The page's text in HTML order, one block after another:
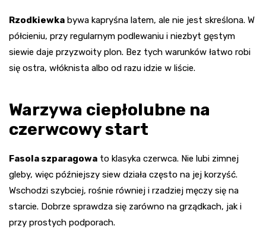
Rzodkiewka bywa kapryśna latem, ale nie jest skreślona. W
półcieniu, przy regularnym podlewaniu i niezbyt gęstym
siewie daje przyzwoity plon. Bez tych warunków łatwo robi
się ostra, włóknista albo od razu idzie w liście.
Warzywa ciepłolubne na
czerwcowy start
Fasola szparagowa to klasyka czerwca. Nie lubi zimnej
gleby, więc późniejszy siew działa często na jej korzyść.
Wschodzi szybciej, rośnie równiej i rzadziej męczy się na
starcie. Dobrze sprawdza się zarówno na grządkach, jak i
przy prostych podporach.